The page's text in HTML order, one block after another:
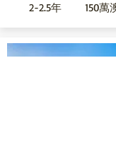
2-2.5年 150萬